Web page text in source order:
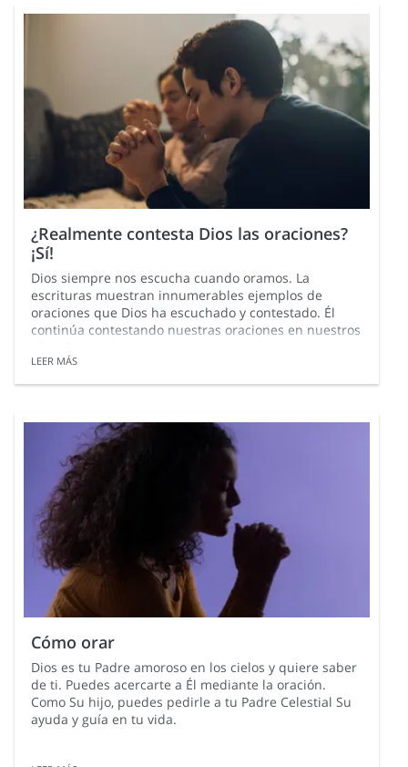
¿Realmente contesta Dios las oraciones?
¡Sí!
Dios siempre nos escucha cuando oramos. La
escrituras muestran innumerables ejemplos de
oraciones que Dios ha escuchado y contestado. Él
continúa contestando nuestras oraciones en nuestros
recibir respuestas a tus preguntas y recibir las
bendiciones que Dios tiene reservadas para ti.
LEER MÁS
Cómo orar
Dios es tu Padre amoroso en los cielos y quiere saber
de ti. Puedes acercarte a Él mediante la oración.
Como Su hijo, puedes pedirle a tu Padre Celestial Su
ayuda y guía en tu vida.